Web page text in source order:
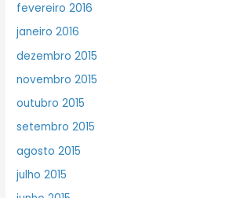
fevereiro 2016
janeiro 2016
dezembro 2015
novembro 2015
outubro 2015
setembro 2015
agosto 2015
julho 2015